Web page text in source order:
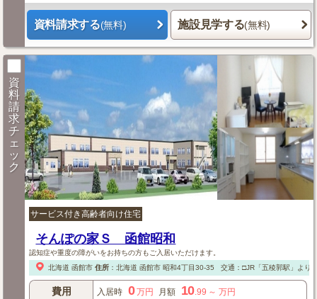
資料請求する(無料) 施設見学する(無料)
資
料
請
求
チ
ェ
ッ
ク
サービス付き高齢者向け住宅
そんぽの家Ｓ 函館昭和
認知症や重度の障がいをお持ちの方もご入居いただけます。
北海道 函館市 住所： 北海道 函館市昭和4丁目30-35 交通：□JR「五稜郭駅」より
費用 入居時 0万円 月額 10 .99 ～ 万円